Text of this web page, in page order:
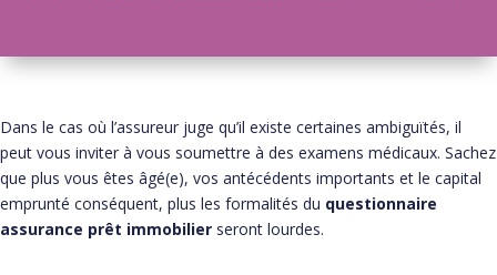
Dans le cas où l’assureur juge qu’il existe certaines ambiguïtés, il
peut vous inviter à vous soumettre à des examens médicaux. Sachez
que plus vous êtes âgé(e), vos antécédents importants et le capital
emprunté conséquent, plus les formalités du questionnaire
assurance prêt immobilier seront lourdes.